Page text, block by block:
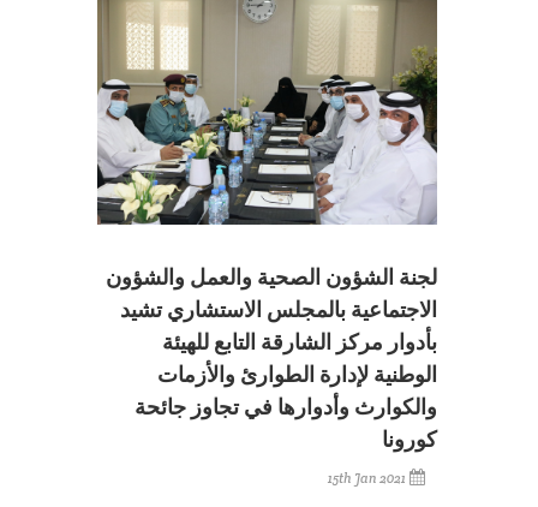
لجنة الشؤون الصحية والعمل والشؤون
الاجتماعية بالمجلس الاستشاري تشيد
بأدوار مركز الشارقة التابع للهيئة
الوطنية لإدارة الطوارئ والأزمات
والكوارث وأدوارها في تجاوز جائحة
كورونا
15th Jan 2021